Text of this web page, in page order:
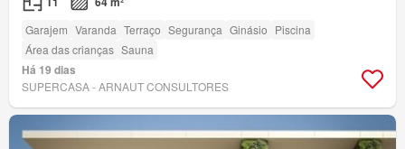
Garajem Varanda Terraço Segurança Ginásio Piscina
Área das crianças Sauna
Há 19 dias
SUPERCASA - ARNAUT CONSULTORES